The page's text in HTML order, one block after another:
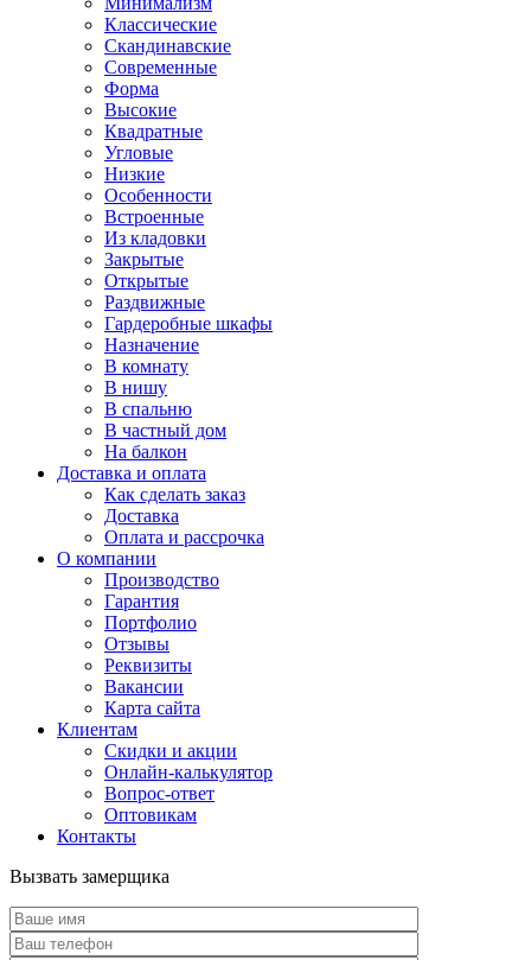
Классические
Скандинавские
Современные
Форма
Высокие
Квадратные
Угловые
Низкие
Особенности
Встроенные
Из кладовки
Закрытые
Открытые
Раздвижные
Гардеробные шкафы
Назначение
В комнату
В нишу
В спальню
В частный дом
На балкон
Доставка и оплата
Как сделать заказ
Доставка
Оплата и рассрочка
О компании
Производство
Гарантия
Портфолио
Отзывы
Реквизиты
Вакансии
Карта сайта
Клиентам
Скидки и акции
Онлайн-калькулятор
Вопрос-ответ
Оптовикам
Контакты
Вызвать замерщика